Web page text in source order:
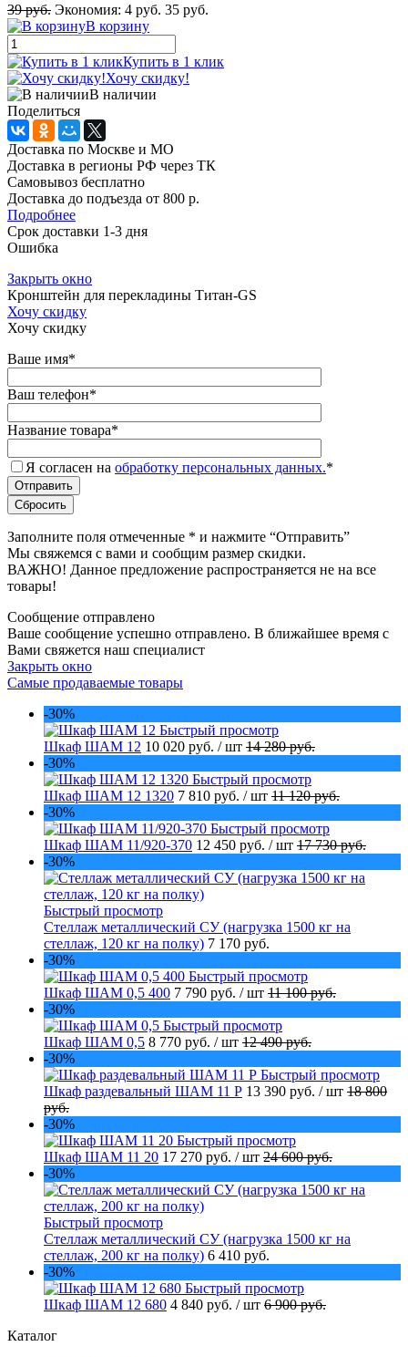
39 руб. Экономия: 4 руб. 35 руб.
В корзину
Купить в 1 клик
Хочу скидку!
В наличии
Поделиться
Доставка по Москве и МО
Доставка в регионы РФ через ТК
Самовывоз бесплатно
Доставка до подъезда от 800 р.
Подробнее
Срок доставки 1-3 дня
Ошибка
Закрыть окно
Кронштейн для перекладины Титан-GS
Хочу скидку
Хочу скидку
Ваше имя*
Ваш телефон*
Название товара*
Я согласен на обработку персональных данных.*
Заполните поля отмеченные * и нажмите “Отправить”
Мы свяжемся с вами и сообщим размер скидки.
ВАЖНО! Данное предложение распространяется не на все
товары!
Сообщение отправлено
Ваше сообщение успешно отправлено. В ближайшее время с
Вами свяжется наш специалист
Закрыть окно
Самые продаваемые товары
-30%
Быстрый просмотр
Шкаф ШАМ 12 10 020 руб. / шт 14 280 руб.
-30%
Быстрый просмотр
Шкаф ШАМ 12 1320 7 810 руб. / шт 11 120 руб.
-30%
Быстрый просмотр
Шкаф ШАМ 11/920-370 12 450 руб. / шт 17 730 руб.
-30%
Быстрый просмотр
Стеллаж металлический СУ (нагрузка 1500 кг на
стеллаж, 120 кг на полку) 7 170 руб.
-30%
Быстрый просмотр
Шкаф ШАМ 0,5 400 7 790 руб. / шт 11 100 руб.
-30%
Быстрый просмотр
Шкаф ШАМ 0,5 8 770 руб. / шт 12 490 руб.
-30%
Быстрый просмотр
Шкаф раздевальный ШАМ 11 Р 13 390 руб. / шт 18 800
руб.
-30%
Быстрый просмотр
Шкаф ШАМ 11 20 17 270 руб. / шт 24 600 руб.
-30%
Быстрый просмотр
Стеллаж металлический СУ (нагрузка 1500 кг на
стеллаж, 200 кг на полку) 6 410 руб.
-30%
Быстрый просмотр
Шкаф ШАМ 12 680 4 840 руб. / шт 6 900 руб.
Каталог